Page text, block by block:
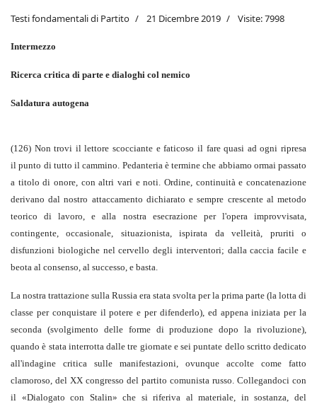
Testi fondamentali di Partito 21 Dicembre 2019 Visite: 7998
Intermezzo
Ricerca critica di parte e dialoghi col nemico
Saldatura autogena
(126) Non trovi il lettore scocciante e faticoso il fare quasi ad ogni ripresa
il punto di tutto il cammino. Pedanteria è termine che abbiamo ormai passato
a titolo di onore, con altri vari e noti. Ordine, continuità e concatenazione
derivano dal nostro attaccamento dichiarato e sempre crescente al metodo
teorico di lavoro, e alla nostra esecrazione per l'opera improvvisata,
contingente, occasionale, situazionista, ispirata da velleità, pruriti o
disfunzioni biologiche nel cervello degli interventori; dalla caccia facile e
beota al consenso, al successo, e basta.
La nostra trattazione sulla Russia era stata svolta per la prima parte (la lotta di
classe per conquistare il potere e per difenderlo), ed appena iniziata per la
seconda (svolgimento delle forme di produzione dopo la rivoluzione),
quando è stata interrotta dalle tre giornate e sei puntate dello scritto dedicato
all'indagine critica sulle manifestazioni, ovunque accolte come fatto
clamoroso, del XX congresso del partito comunista russo. Collegandoci con
il «Dialogato con Stalin» che si riferiva al materiale, in sostanza, del